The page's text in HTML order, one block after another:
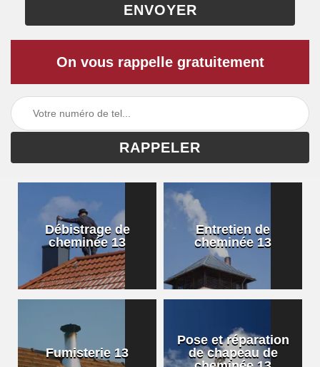
On vous rappelle gratuitement
Débistrage de
cheminée 13
Entretien de
cheminée 13
Fumisterie 13
Pose et réparation
de chapeau de